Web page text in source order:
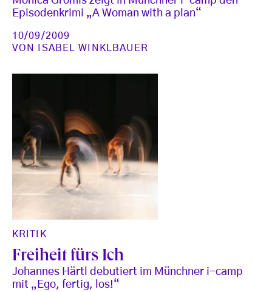
Episodenkrimi „A Woman with a plan“
10/09/2009
VON
ISABEL WINKLBAUER
KRITIK
Freiheit fürs Ich
Johannes Härtl debutiert im Münchner i-camp
mit „Ego, fertig, los!“